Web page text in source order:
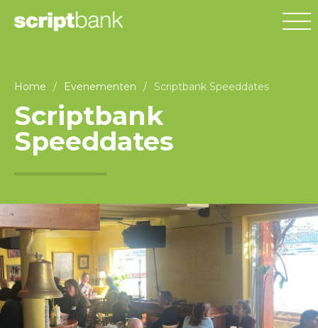
Home / Evenementen / Scriptbank Speeddates
Scriptbank
Speeddates